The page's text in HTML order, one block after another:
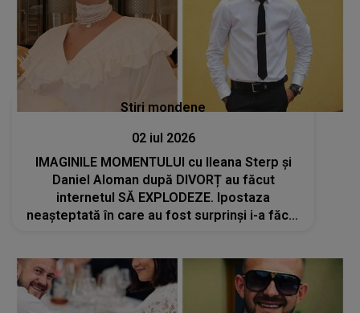
Stiri mondene
02 iul 2026
IMAGINILE MOMENTULUI cu Ileana Sterp și
Daniel Aloman după DIVORȚ au făcut
internetul SĂ EXPLODEZE. Ipostaza
neașteptată în care au fost surprinși i-a făcut